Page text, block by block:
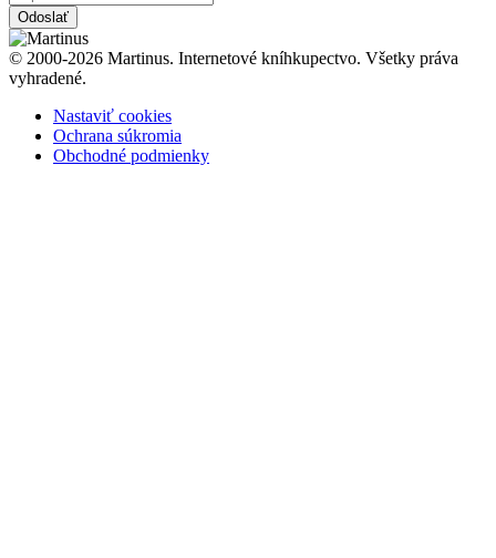
Odoslať
© 2000-2026 Martinus. Internetové kníhkupectvo. Všetky práva
vyhradené.
Nastaviť cookies
Ochrana súkromia
Obchodné podmienky